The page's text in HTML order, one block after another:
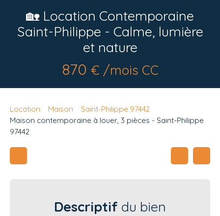
🏡 Location Contemporaine
Saint-Philippe - Calme, lumière
et nature
870 € /mois CC
Location Maison
Saint-Philippe 97442
Maison contemporaine à louer, 3 pièces - Saint-Philippe
97442
Descriptif du bien